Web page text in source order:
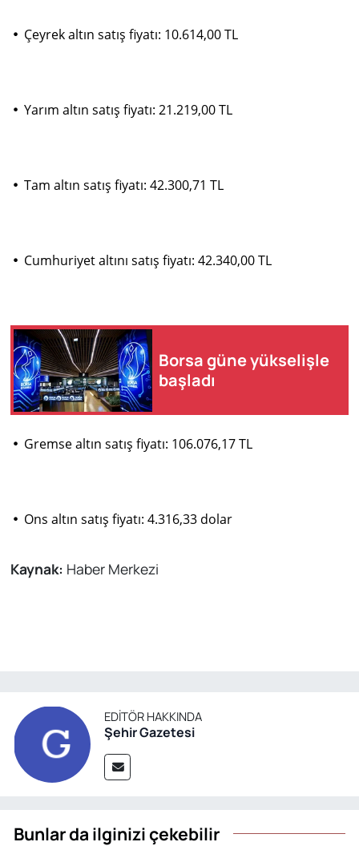
• Çeyrek altın satış fiyatı: 10.614,00 TL
• Yarım altın satış fiyatı: 21.219,00 TL
• Tam altın satış fiyatı: 42.300,71 TL
• Cumhuriyet altını satış fiyatı: 42.340,00 TL
Borsa güne yükselişle
başladı
• Gremse altın satış fiyatı: 106.076,17 TL
• Ons altın satış fiyatı: 4.316,33 dolar
Kaynak: Haber Merkezi
EDITÖR HAKKINDA
Şehir Gazetesi
Bunlar da ilginizi çekebilir